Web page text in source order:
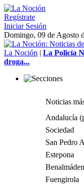
Regístrate
Iniciar Sesión
Domingo, 09 de Agosto
La Noción | La Policía
droga...
Noticias
Andalucía
Sociedad
San Pedro
Estepona
Fuengirola